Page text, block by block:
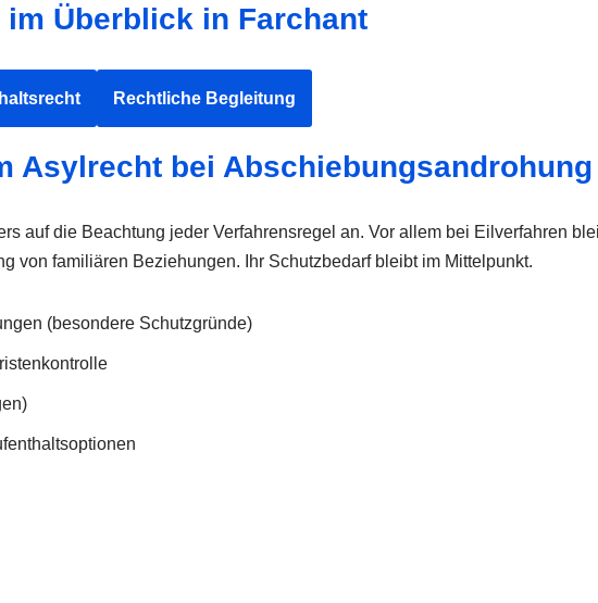
Überblick in Farchant
Rechtliche Begleitung
Asylrecht bei Abschiebungsandrohung
auf die Beachtung jeder Verfahrensregel an. Vor allem bei Eilverfahren
von familiären Beziehungen. Ihr Schutzbedarf bleibt im Mittelpunkt.
(besondere Schutzgründe)